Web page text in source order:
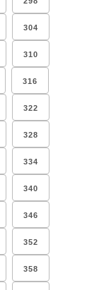
304
310
316
322
328
334
340
346
352
358